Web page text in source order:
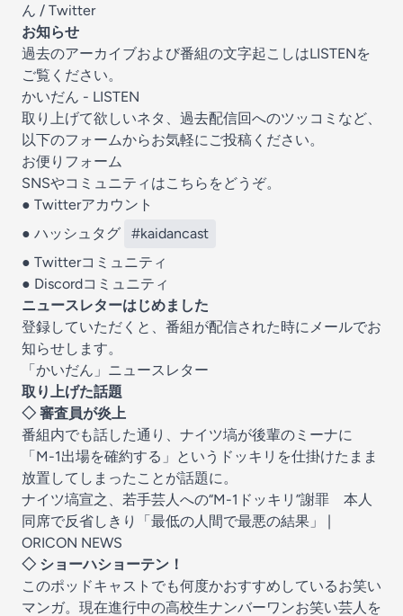
ん / Twitter
お知らせ
過去のアーカイブおよび番組の文字起こしはLISTENを
ご覧ください。
かいだん - LISTEN
取り上げて欲しいネタ、過去配信回へのツッコミなど、
以下のフォームからお気軽にご投稿ください。
お便りフォーム
SNSやコミュニティはこちらをどうぞ。
● Twitterアカウント
● ハッシュタグ
#kaidancast
● Twitterコミュニティ
● Discordコミュニティ
ニュースレターはじめました
登録していただくと、番組が配信された時にメールでお
知らせします。
「かいだん」ニュースレター
取り上げた話題
◇ 審査員が炎上
番組内でも話した通り、ナイツ塙が後輩のミーナに
「M-1出場を確約する」というドッキリを仕掛けたまま
放置してしまったことが話題に。
ナイツ塙宣之、若手芸人への“M-1ドッキリ”謝罪 本人
同席で反省しきり「最低の人間で最悪の結果」 |
ORICON NEWS
◇ ショーハショーテン！
このポッドキャストでも何度かおすすめしているお笑い
マンガ。現在進行中の高校生ナンバーワンお笑い芸人を